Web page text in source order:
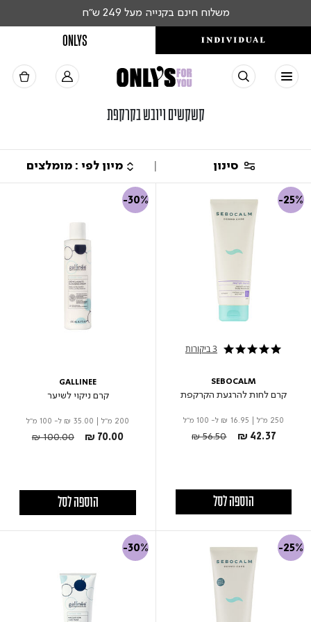
משלוח חינם בקנייה מעל 249 ש"ח
ONLYS
קשקשים ויובש בקרקפת
סינון
5.0 star rating 3 ביקורות
-25%
SEBOCALM
קרם לחות להרגעת הקרקפת
250 מ"ל ₪ 16.95 ל- 100 מ"ל
₪ 42.37
Price reduced from
₪ 56.50to
הוספה לסל
-30%
GALLINEE
קרם ניקוי לשיער
200 מ"ל ₪ 35.00 ל- 100 מ"ל
₪ 70.00
Price reduced from
₪ 100.00to
הוספה לסל
-25%
-30%